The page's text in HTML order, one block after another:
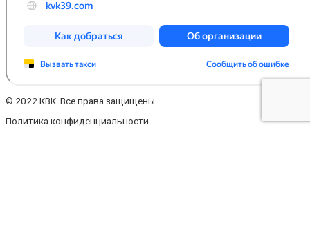
© 2022.КВК. Все права защищены.
Политика конфиденциальности